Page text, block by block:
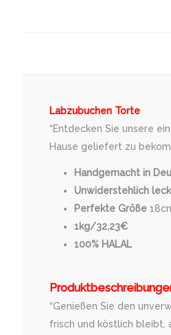
Labzubuchen Torte
“Entdecken Sie unsere
Hause geliefert zu
Handgemacht in
Unwiderstehlich
Perfekte Größe
1kg/32,23€
100% HALAL
“Genießen Sie den
frisch und köstlich bleibt,